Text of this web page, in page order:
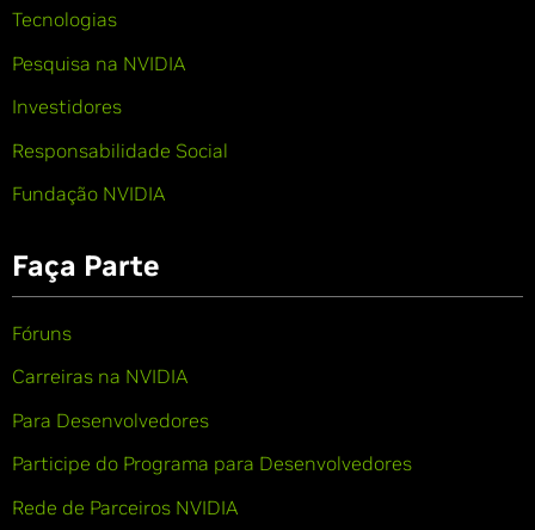
Tecnologias
Pesquisa na NVIDIA
Investidores
Responsabilidade Social
Fundação NVIDIA
Faça Parte
Fóruns
Carreiras na NVIDIA
Para Desenvolvedores
Participe do Programa para Desenvolvedores
Rede de Parceiros NVIDIA